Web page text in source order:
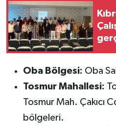
Oba Bölgesi: Oba
Tosmur Mahallesi:
Tosmur Mah. Çakıcı
bölgeleri.